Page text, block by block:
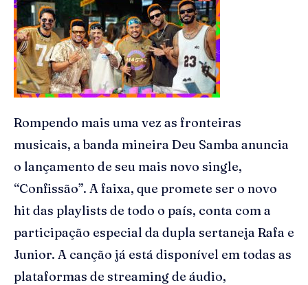
Rompendo mais uma vez as fronteiras
musicais, a banda mineira Deu Samba anuncia
o lançamento de seu mais novo single,
“Confissão”. A faixa, que promete ser o novo
hit das playlists de todo o país, conta com a
participação especial da dupla sertaneja Rafa e
Junior. A canção já está disponível em todas as
plataformas de streaming de áudio,